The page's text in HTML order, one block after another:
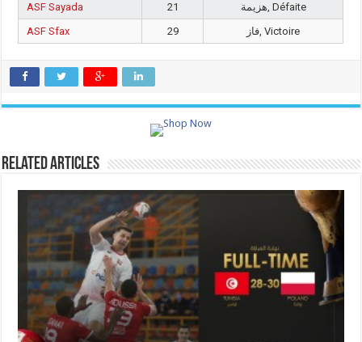
ASF Sayada 21
هزيمة, Défaite
ASF Sfax
29 فاز, Victoire
Related Articles